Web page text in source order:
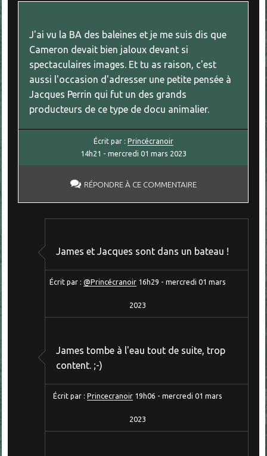
J'ai vu la BA des baleines et je me suis dis que
Cameron devait bien jaloux devant si
spectaculaires images. Et tu as raison, c'est
aussi l'occasion d'adresser une petite pensée à
Jacques Perrin qui fut un des grands
producteurs de ce type de docu animalier.
Écrit par : Princécranoir
14h21 - mercredi 01 mars 2023
RÉPONDRE À CE COMMENTAIRE
James et Jacques sont dans un bateau !
Écrit par : @Princécranoir 16h29 - mercredi 01 mars
2023
James tombe à l'eau tout de suite, trop
content. ;-)
Écrit par : Princecranoir 19h06 - mercredi 01 mars
2023